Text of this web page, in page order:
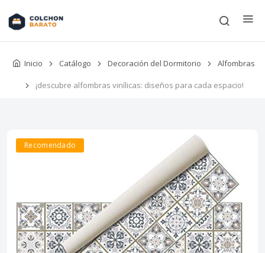
Inicio Catálogo Decoración del Dormitorio Alfombras
¡descubre alfombras vinílicas: diseños para cada espacio!
Recomendado